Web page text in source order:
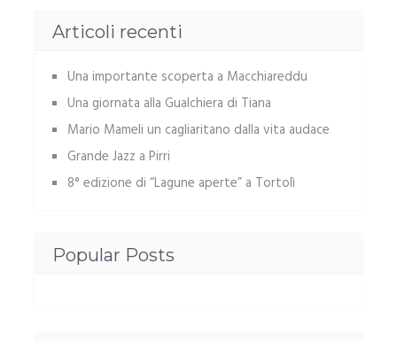
Articoli recenti
Una importante scoperta a Macchiareddu
Una giornata alla Gualchiera di Tiana
Mario Mameli un cagliaritano dalla vita audace
Grande Jazz a Pirri
8° edizione di “Lagune aperte” a Tortolì
Popular Posts